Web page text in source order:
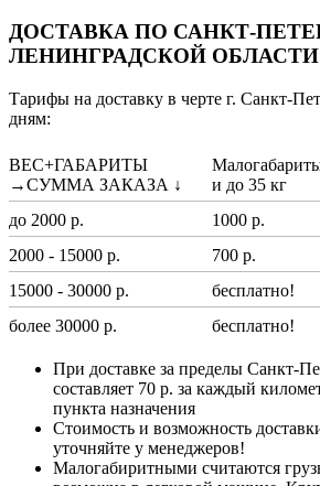
ДОСТАВКА ПО САНКТ-
ЛЕНИНГРАДСКОЙ ОБЛАСТИ
Тарифы на доставку в черте г. Санкт-
дням:
ВЕС+ГАБАРИТЫ
→СУММА ЗАКАЗА ↓
и до 35 кг
до 2000 р.
1000 р.
2000 - 15000 р.
700 р.
15000 - 30000 р.
бесплатно!
более 30000 р.
бесплатно!
При доставке за пределы Санкт-
составляет 70 р. за каждый
пункта назначения
Стоимость и возможность
уточняйте у менеджеров!
Малогабиритными считаются